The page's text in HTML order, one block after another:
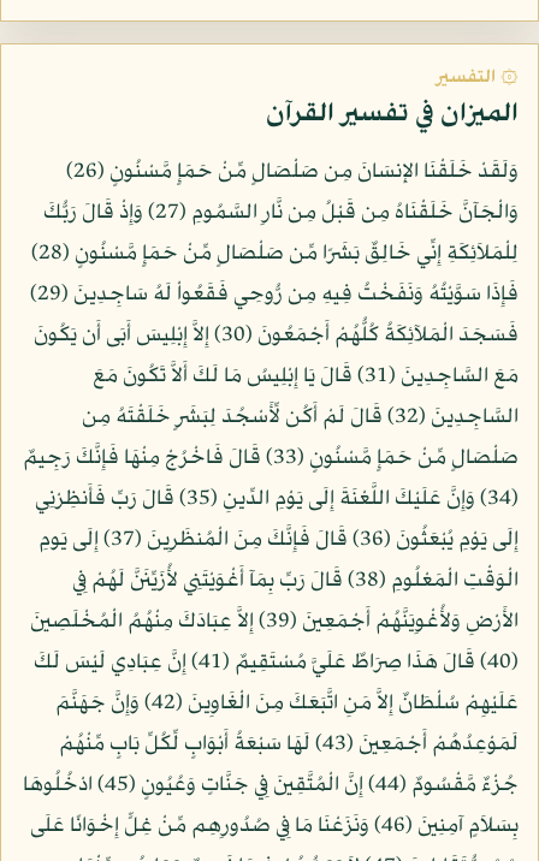
۞ التفسير
الميزان في تفسير القرآن
وَلَقَدْ خَلَقْنَا الإِنسَانَ مِن صَلْصَالٍ مِّنْ حَمَإٍ مَّسْنُونٍ (26)
وَالْجَآنَّ خَلَقْنَاهُ مِن قَبْلُ مِن نَّارِ السَّمُومِ (27) وَإِذْ قَالَ رَبُّكَ
لِلْمَلاَئِكَةِ إِنِّي خَالِقٌ بَشَرًا مِّن صَلْصَالٍ مِّنْ حَمَإٍ مَّسْنُونٍ (28)
فَإِذَا سَوَّيْتُهُ وَنَفَخْتُ فِيهِ مِن رُّوحِي فَقَعُواْ لَهُ سَاجِدِينَ (29)
فَسَجَدَ الْمَلآئِكَةُ كُلُّهُمْ أَجْمَعُونَ (30) إِلاَّ إِبْلِيسَ أَبَى أَن يَكُونَ
مَعَ السَّاجِدِينَ (31) قَالَ يَا إِبْلِيسُ مَا لَكَ أَلاَّ تَكُونَ مَعَ
السَّاجِدِينَ (32) قَالَ لَمْ أَكُن لِّأَسْجُدَ لِبَشَرٍ خَلَقْتَهُ مِن
صَلْصَالٍ مِّنْ حَمَإٍ مَّسْنُونٍ (33) قَالَ فَاخْرُجْ مِنْهَا فَإِنَّكَ رَجِيمٌ
(34) وَإِنَّ عَلَيْكَ اللَّعْنَةَ إِلَى يَوْمِ الدِّينِ (35) قَالَ رَبِّ فَأَنظِرْنِي
إِلَى يَوْمِ يُبْعَثُونَ (36) قَالَ فَإِنَّكَ مِنَ الْمُنظَرِينَ (37) إِلَى يَومِ
الْوَقْتِ الْمَعْلُومِ (38) قَالَ رَبِّ بِمَآ أَغْوَيْتَنِي لأُزَيِّنَنَّ لَهُمْ فِي
الأَرْضِ وَلأُغْوِيَنَّهُمْ أَجْمَعِينَ (39) إِلاَّ عِبَادَكَ مِنْهُمُ الْمُخْلَصِينَ
(40) قَالَ هَذَا صِرَاطٌ عَلَيَّ مُسْتَقِيمٌ (41) إِنَّ عِبَادِي لَيْسَ لَكَ
عَلَيْهِمْ سُلْطَانٌ إِلاَّ مَنِ اتَّبَعَكَ مِنَ الْغَاوِينَ (42) وَإِنَّ جَهَنَّمَ
لَمَوْعِدُهُمْ أَجْمَعِينَ (43) لَهَا سَبْعَةُ أَبْوَابٍ لِّكُلِّ بَابٍ مِّنْهُمْ
جُزْءٌ مَّقْسُومٌ (44) إِنَّ الْمُتَّقِينَ فِي جَنَّاتٍ وَعُيُونٍ (45) ادْخُلُوهَا
بِسَلاَمٍ آمِنِينَ (46) وَنَزَعْنَا مَا فِي صُدُورِهِم مِّنْ غِلٍّ إِخْوَانًا عَلَى